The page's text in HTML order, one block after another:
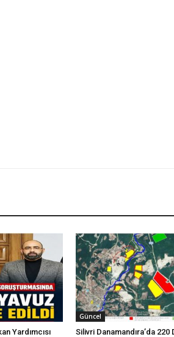
Yardımcısı
Güncel
Silivri Danamandıra’da 220